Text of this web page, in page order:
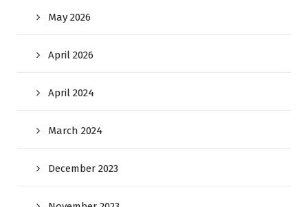
May 2026
April 2026
April 2024
March 2024
December 2023